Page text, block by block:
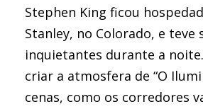
Stephen King ficou
Stanley, no Colorado, e teve
inquietantes durante a
criar a atmosfera de “O
cenas, como os corredores